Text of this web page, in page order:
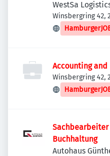
WestSa
Winsbergring 42,
Deutschland
Accounting and
Winsbergring 42,
Deutschland
Buchhaltung
Autohaus